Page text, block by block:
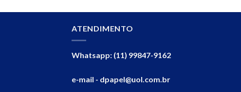
ATENDIMENTO
Whatsapp: (11) 99847-9162
e-mail - dpapel@uol.com.br